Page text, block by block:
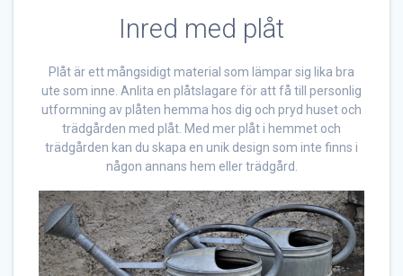
Inred med plåt
Plåt är ett mångsidigt material som lämpar sig lika bra
ute som inne. Anlita en plåtslagare för att få till personlig
utformning av plåten hemma hos dig och pryd huset och
trädgården med plåt. Med mer plåt i hemmet och
trädgården kan du skapa en unik design som inte finns i
någon annans hem eller trädgård.